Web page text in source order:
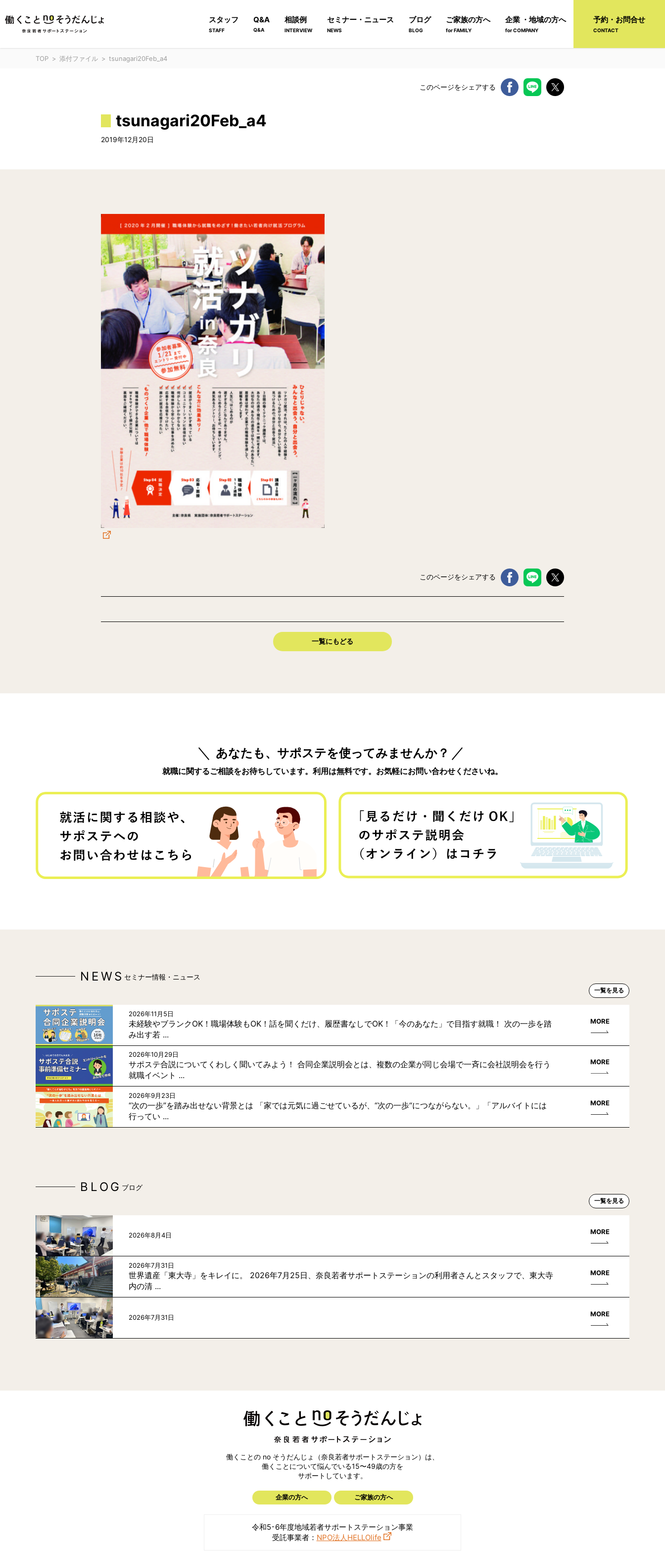
スタッフ
STAFF
Q&A
Q&A
相談例
INTERVIEW
セミナー・ニュース
NEWS
ブログ
BLOG
ご家族の方へ
for FAMILY
企業 ・地域の方へ
for COMPANY
予約・お問合せ
CONTACT
TOP 添付ファイル tsunagari20Feb_a4
このページをシェアする
tsunagari20Feb_a4
2019年12月20日
このページをシェアする
一覧にもどる
あなたも、サポステを使ってみませんか？
就職に関するご相談をお待ちしています。利用は無料です。お気軽にお問い合わせくださいね。
NEWS セミナー情報・ニュース
一覧を見る
2026年11月5日
未経験やブランクOK！職場体験もOK！話を聞くだけ、履歴書なしでOK！「今のあなた」で目指す就職！ 次の一歩を踏
み出す若 ...
MORE
2026年10月29日
サポステ合説についてくわしく聞いてみよう！ 合同企業説明会とは、複数の企業が同じ会場で一斉に会社説明会を行う
就職イベント ...
MORE
2026年9月23日
“次の一歩”を踏み出せない背景とは 「家では元気に過ごせているが、“次の一歩“につながらない。」「アルバイトには
行ってい ...
MORE
BLOG ブログ
一覧を見る
2026年8月4日 MORE
2026年7月31日
世界遺産「東大寺」をキレイに。 2026年7月25日、奈良若者サポートステーションの利用者さんとスタッフで、東大寺
内の清 ...
MORE
2026年7月31日 MORE
働くことの no そうだんじょ（奈良若者サポートステーション）は、
働くことについて悩んでいる15〜49歳の方を
サポートしています。
企業の方へ ご家族の方へ
令和5･6年度地域若者サポートステーション事業
受託事業者： NPO法人HELLOlife